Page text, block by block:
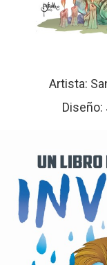
Artista:
Diseño: